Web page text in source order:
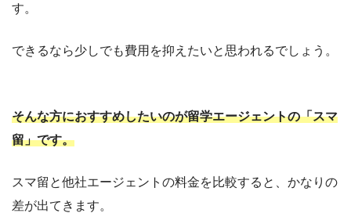
す。
できるなら少しでも費用を抑えたいと思われるでしょう。
そんな方におすすめしたいのが留学エージェントの「スマ
留」です。
スマ留と他社エージェントの料金を比較すると、かなりの
差が出てきます。